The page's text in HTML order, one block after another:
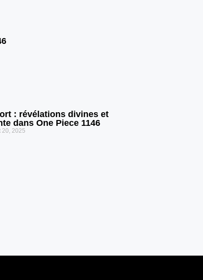
: révélations divines et
dans One Piece 1146
20, 2025